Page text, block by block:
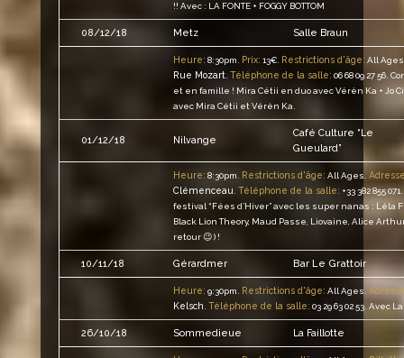
!! Avec : LA FONTE + FOGGY BOTTOM
08/12/18 Metz Salle Braun
Heure: 8:30pm. Prix: 13€. Restrictions d'âge: All
Rue Mozart. Téléphone de la salle: 06 68 09 27 56.
et en famille ! Mira Cétii en duo avec Vérèn Ka + Jo
avec Mira Cétii et Vérèn Ka.
01/12/18 Nilvange
Café Culture “Le
Gueulard”
Heure: 8:30pm. Restrictions d'âge: All Ages.
Clémenceau Téléphone de la salle: +33 382 855 071.
festival “Fées d’Hiver” avec les super nanas : Léla
Black Lion Theory, Maud Passe, Liovaine, Alice
retour 😉 ) !
10/11/18 Gérardmer Bar Le Grattoir
Heure: 9:30pm. Restrictions d'âge: All Ages.
Kelsch Téléphone de la salle: 03 29 63 02 53. Avec
26/10/18 Sommedieue La Faillotte